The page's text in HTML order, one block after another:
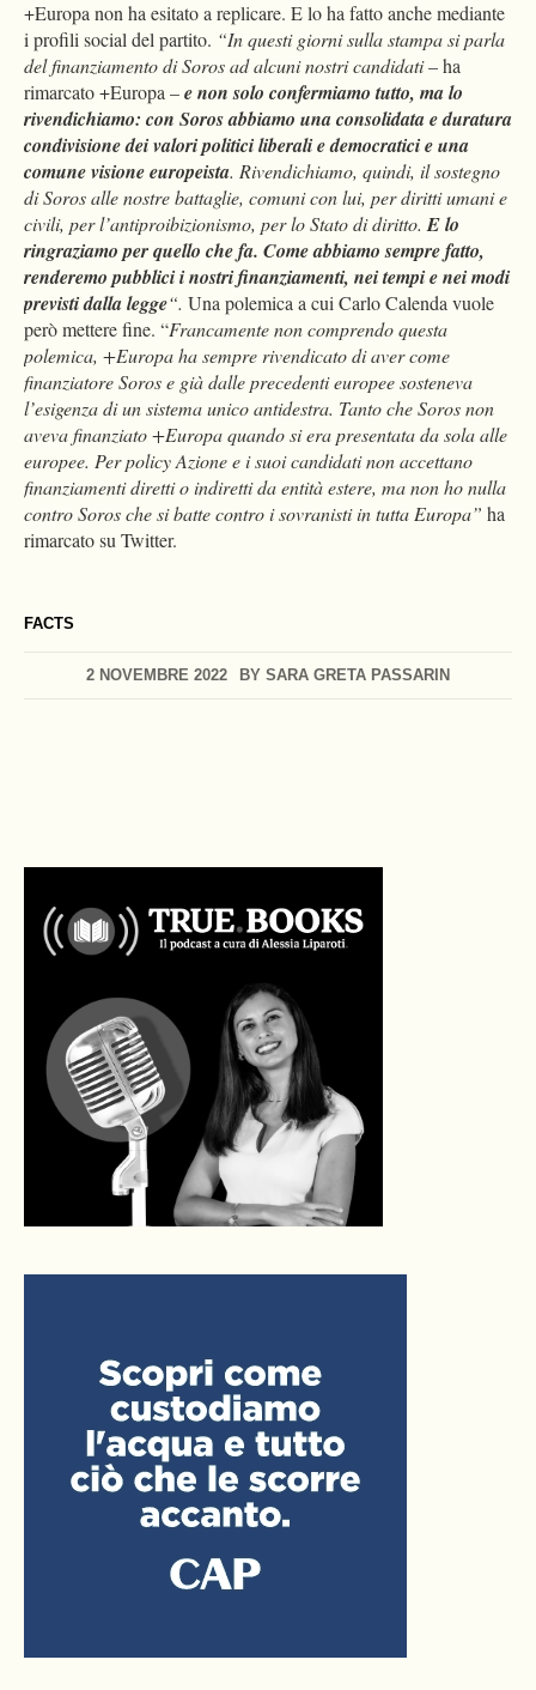
FACTS
2 NOVEMBRE 2022 BY SARA GRETA PASSARIN
+Europa non ha esitato a replicare. E lo ha fatto anche mediante
i profili social del partito. “In questi giorni sulla stampa si parla
del finanziamento di Soros ad alcuni nostri candidati– ha
rimarcato +Europa –e non solo confermiamo tutto, ma lo
rivendichiamo: con Soros abbiamo una consolidata e duratura
condivisione dei valori politici liberali e democratici euna
comune visione europeista. Rivendichiamo, quindi, il sostegno
di Soros alle nostre battaglie, comuni con lui, per diritti umani e
civili, per l’antiproibizionismo, per lo Stato di diritto. E lo
ringraziamo per quello che fa. Come abbiamo sempre fatto,
renderemo pubblici i nostri finanziamenti, nei tempi e nei modi
previsti dalla legge“. Una polemica a cui Carlo Calenda vuole
però mettere fine. “Francamente non comprendo questa
polemica, +Europa ha sempre rivendicato di aver come
finanziatore Soros e già dalle precedenti europee sosteneva
l’esigenza di un sistema unico antidestra. Tanto che Soros non
aveva finanziato +Europa quando si era presentata da sola alle
europee. Per policy Azione e i suoi candidati non accettano
finanziamenti diretti o indiretti da entità estere, ma non ho nulla
contro Soros che si batte contro i sovranisti in tutta Europa” ha
rimarcato su Twitter.